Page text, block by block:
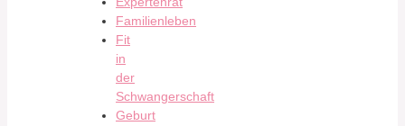
Familienleben
Fit
in
der
Schwangerschaft
Geburt